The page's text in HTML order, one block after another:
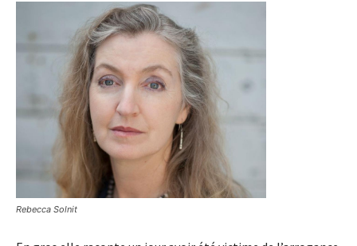
Rebecca Solnit